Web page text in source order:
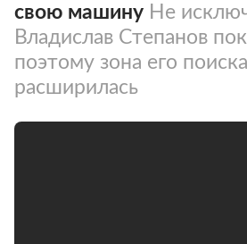
свою машину Не
Владислав Степанов
поэтому зона его
расширилась